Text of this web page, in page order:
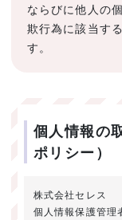
ならびに他人の
欺行為に該当す
す。
個人情報の
ポリシー）
株式会社セレス
個人情報保護管理